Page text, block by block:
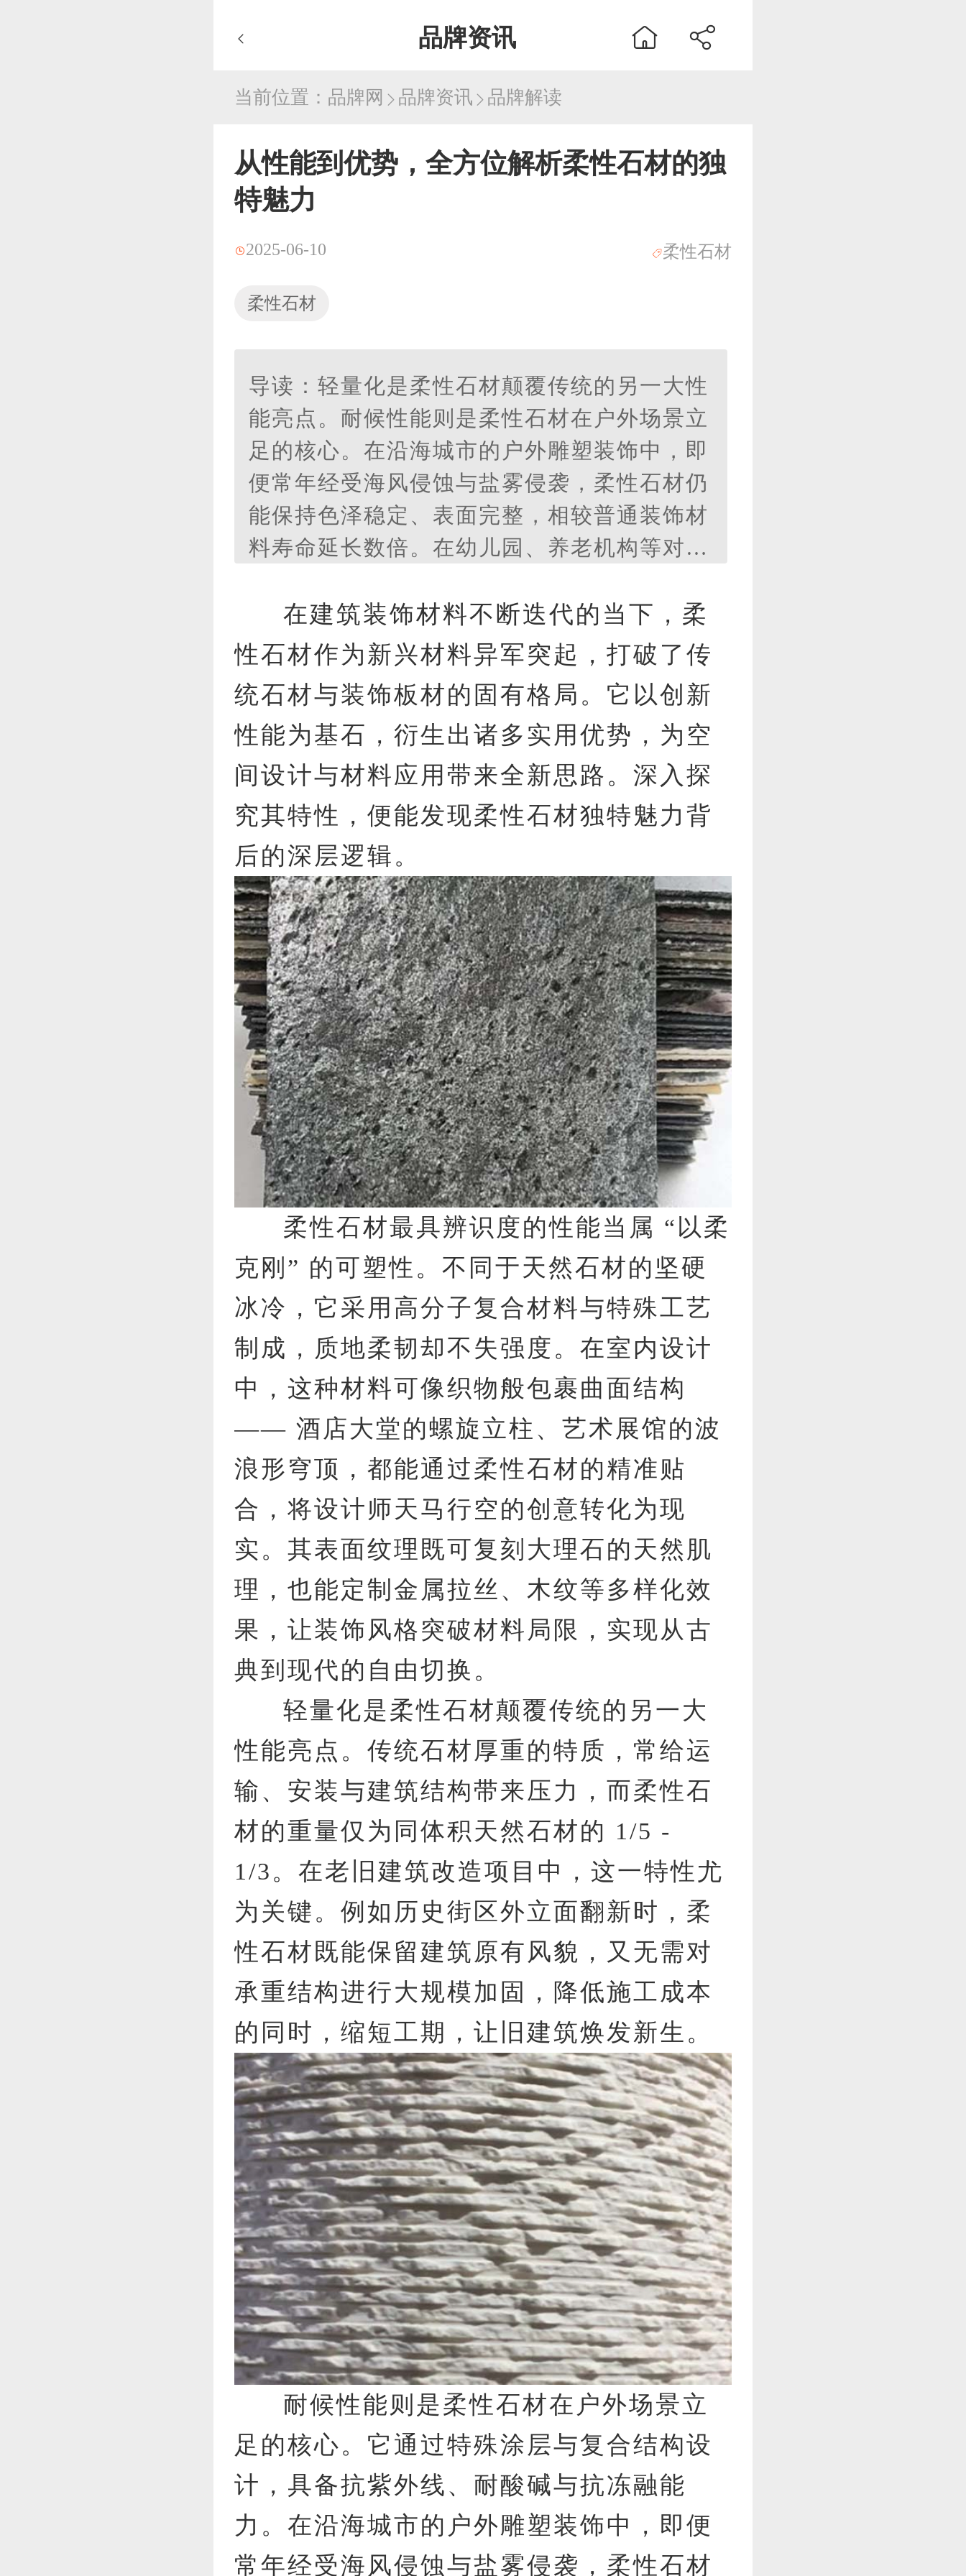
品牌资讯
当前位置： 品牌网 品牌资讯 品牌解读
从性能到优势，全方位解析柔性石材的独
特魅力
2025-06-10 柔性石材
柔性石材
导读：轻量化是柔性石材颠覆传统的另一大性
能亮点。耐候性能则是柔性石材在户外场景立
足的核心。在沿海城市的户外雕塑装饰中，即
便常年经受海风侵蚀与盐雾侵袭，柔性石材仍
能保持色泽稳定、表面完整，相较普通装饰材
料寿命延长数倍。在幼儿园、养老机构等对空
障了空间的美观性，又守护了使用者的健康安
全，真正实现装饰效果与环保理念的平衡。
在建筑装饰材料不断迭代的当下，柔
性石材作为新兴材料异军突起，打破了传
统石材与装饰板材的固有格局。它以创新
性能为基石，衍生出诸多实用优势，为空
间设计与材料应用带来全新思路。深入探
究其特性，便能发现柔性石材独特魅力背
后的深层逻辑。
柔性石材最具辨识度的性能当属 “以柔
克刚” 的可塑性。不同于天然石材的坚硬
冰冷，它采用高分子复合材料与特殊工艺
制成，质地柔韧却不失强度。在室内设计
中，这种材料可像织物般包裹曲面结构
—— 酒店大堂的螺旋立柱、艺术展馆的波
浪形穹顶，都能通过柔性石材的精准贴
合，将设计师天马行空的创意转化为现
实。其表面纹理既可复刻大理石的天然肌
理，也能定制金属拉丝、木纹等多样化效
果，让装饰风格突破材料局限，实现从古
典到现代的自由切换。
轻量化是柔性石材颠覆传统的另一大
性能亮点。传统石材厚重的特质，常给运
输、安装与建筑结构带来压力，而柔性石
材的重量仅为同体积天然石材的 1/5 -
1/3。在老旧建筑改造项目中，这一特性尤
为关键。例如历史街区外立面翻新时，柔
性石材既能保留建筑原有风貌，又无需对
承重结构进行大规模加固，降低施工成本
的同时，缩短工期，让旧建筑焕发新生。
耐候性能则是柔性石材在户外场景立
足的核心。它通过特殊涂层与复合结构设
计，具备抗紫外线、耐酸碱与抗冻融能
力。在沿海城市的户外雕塑装饰中，即便
常年经受海风侵蚀与盐雾侵袭，柔性石材